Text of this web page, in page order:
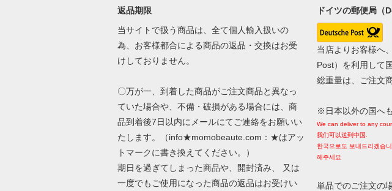
返品期限
当サイトで扱う商品は、全て個人輸入扱いの
為、お客様都合による商品の返品・交換はお受
けしておりません。
〇万が一、到着した商品がご注文商品と異なっ
ていた場合や、不備・破損がある場合には、商
品到着後7日以内にメールにてご連絡をお願いい
たします。（info★momobeaute.com：★はアッ
トマークに書き換えてください。）
期日を過ぎてしまった商品や、開封済み、 又は
一度でもご使用になった商品の返品はお受けい
ドイツの郵便局（
当店よりお客様へ
Post）を利用して
総重量は、ご注文
※日本以外の国へ
We can deliver to any
我们可以送到中国.
한국으로도 보내드리겠습
해주세요
単品でのご注文の